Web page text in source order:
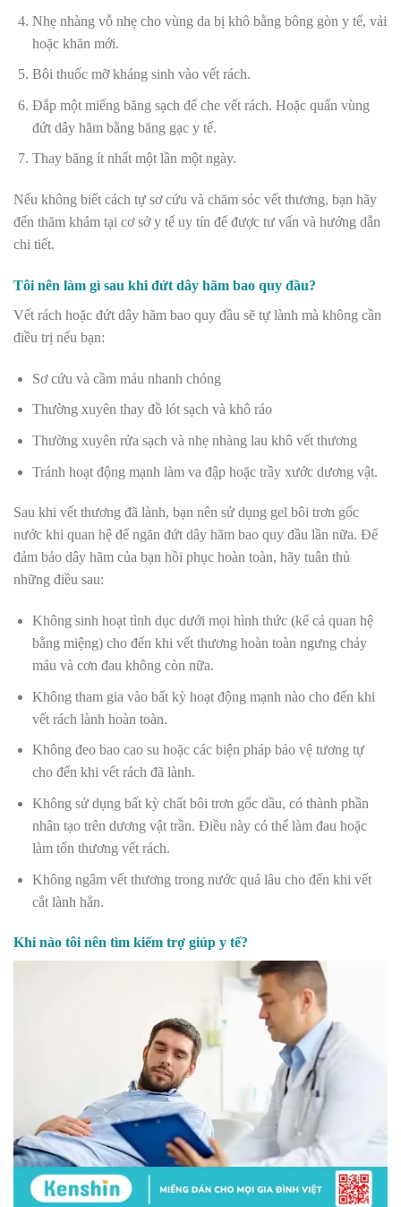
Nhẹ nhàng vỗ nhẹ cho vùng da bị khô bằng bông gòn y tế, vải
hoặc khăn mới.
Bôi thuốc mỡ kháng sinh vào vết rách.
Đắp một miếng băng sạch để che vết rách. Hoặc quấn vùng
đứt dây hãm bằng băng gạc y tế.
Thay băng ít nhất một lần một ngày.
Nếu không biết cách tự sơ cứu và chăm sóc vết thương, bạn hãy
đến thăm khám tại cơ sở y tế uy tín để được tư vấn và hướng dẫn
chi tiết.
Tôi nên làm gì sau khi đứt dây hãm bao quy đầu?
Vết rách hoặc đứt dây hãm bao quy đầu sẽ tự lành mà không cần
điều trị nếu bạn:
Sơ cứu và cầm máu nhanh chóng
Thường xuyên thay đồ lót sạch và khô ráo
Thường xuyên rửa sạch và nhẹ nhàng lau khô vết thương
Tránh hoạt động mạnh làm va đập hoặc trầy xước dương vật.
Sau khi vết thương đã lành, bạn nên sử dụng gel bôi trơn gốc
nước khi quan hệ để ngăn đứt dây hãm bao quy đầu lần nữa. Để
đảm bảo dây hãm của bạn hồi phục hoàn toàn, hãy tuân thủ
những điều sau:
Không sinh hoạt tình dục dưới mọi hình thức (kể cả quan hệ
bằng miệng) cho đến khi vết thương hoàn toàn ngưng chảy
máu và cơn đau không còn nữa.
Không tham gia vào bất kỳ hoạt động mạnh nào cho đến khi
vết rách lành hoàn toàn.
Không đeo bao cao su hoặc các biện pháp bảo vệ tương tự
cho đến khi vết rách đã lành.
Không sử dụng bất kỳ chất bôi trơn gốc dầu, có thành phần
nhân tạo trên dương vật trần. Điều này có thể làm đau hoặc
làm tổn thương vết rách.
Không ngâm vết thương trong nước quá lâu cho đến khi vết
cắt lành hẳn.
Khi nào tôi nên tìm kiếm trợ giúp y tế?